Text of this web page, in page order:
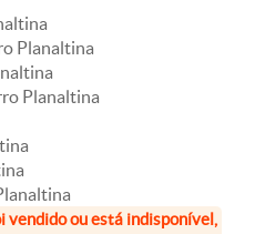
Planaltina
Planaltina
vendido ou está indisponível,